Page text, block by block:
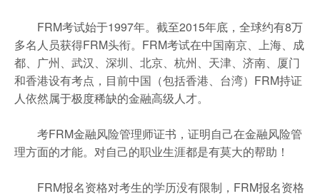
FRM考试始于1997年。截至2015年底，全球约有8万
多名人员获得FRM头衔。FRM考试在中国南京、上海、成
都、广州、武汉、深圳、北京、杭州、天津、济南、厦门
和香港设有考点，目前中国（包括香港、台湾）FRM持证
人依然属于极度稀缺的金融高级人才。
考FRM金融风险管理师证书，证明自己在金融风险管
理方面的才能。对自己的职业生涯都是有莫大的帮助！
FRM报名资格对考生的学历没有限制，FRM报名资格